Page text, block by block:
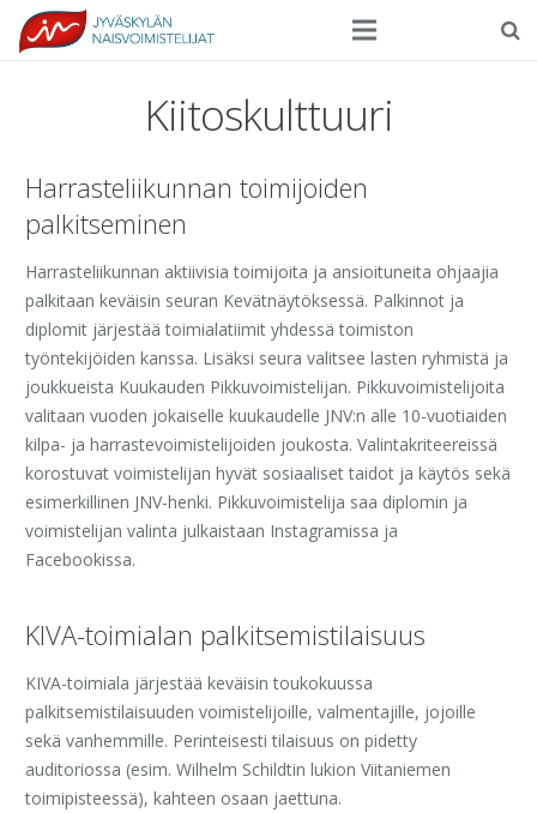
Kilpaurheilu
Tapahtumat
Ilmoittautuminen
Yhteystiedot
Kiitoskulttuuri
Harrasteliikunnan toimijoiden
palkitseminen
Harrasteliikunnan aktiivisia toimijoita ja ansioituneita ohjaajia
palkitaan keväisin seuran Kevätnäytöksessä. Palkinnot ja
diplomit järjestää toimialatiimit yhdessä toimiston
työntekijöiden kanssa. Lisäksi seura valitsee lasten ryhmistä ja
joukkueista Kuukauden Pikkuvoimistelijan. Pikkuvoimistelijoita
valitaan vuoden jokaiselle kuukaudelle JNV:n alle 10-vuotiaiden
kilpa- ja harrastevoimistelijoiden joukosta. Valintakriteereissä
korostuvat voimistelijan hyvät sosiaaliset taidot ja käytös sekä
esimerkillinen JNV-henki. Pikkuvoimistelija saa diplomin ja
voimistelijan valinta julkaistaan Instagramissa ja
Facebookissa.
KIVA-toimialan palkitsemistilaisuus
KIVA-toimiala järjestää keväisin toukokuussa
palkitsemistilaisuuden voimistelijoille, valmentajille, jojoille
sekä vanhemmille. Perinteisesti tilaisuus on pidetty
auditoriossa (esim. Wilhelm Schildtin lukion Viitaniemen
toimipisteessä), kahteen osaan jaettuna.